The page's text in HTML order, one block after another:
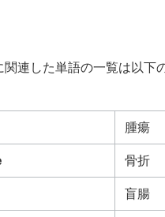
連した単語の一覧は以下
腫瘍
骨折
盲腸